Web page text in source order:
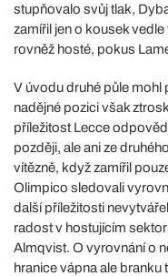
stupňovalo svůj tlak,
zamířil jen o kousek
rovněž hosté, pokus
V úvodu druhé půle mohl
nadějné pozici však
příležitost Lecce
později, ale ani ze
vítězně, když zamířil
Olimpico sledovali
další příležitosti
radost v hostujícím
Almqvist. O vyrovnání o
hranice vápna ale